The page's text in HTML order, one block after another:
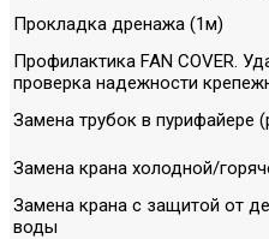
Прокладка дренажа (1м)
Профилактика FAN COVER.
проверка надежности
Замена трубок в пурифайере
Замена крана холодной/
Замена крана с защитой от
воды